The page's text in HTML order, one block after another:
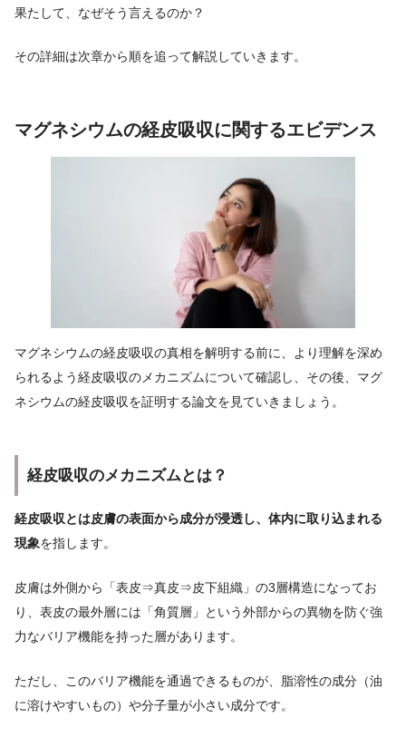
果たして、なぜそう言えるのか？
その詳細は次章から順を追って解説していきます。
マグネシウムの経皮吸収に関するエビデンス
マグネシウムの経皮吸収の真相を解明する前に、より理解を深め
られるよう経皮吸収のメカニズムについて確認し、その後、マグ
ネシウムの経皮吸収を証明する論文を見ていきましょう。
経皮吸収のメカニズムとは？
経皮吸収とは皮膚の表面から成分が浸透し、体内に取り込まれる
現象を指します。
皮膚は外側から「表皮⇒真皮⇒皮下組織」の3層構造になってお
り、表皮の最外層には「角質層」という外部からの異物を防ぐ強
力なバリア機能を持った層があります。
ただし、このバリア機能を通過できるものが、脂溶性の成分（油
に溶けやすいもの）や分子量が小さい成分です。